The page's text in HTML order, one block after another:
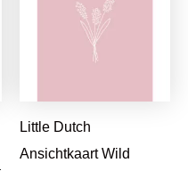
Little Dutch
Ansichtkaart Wild
€1,25. €0,99.